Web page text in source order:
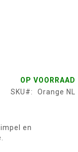
OP VOORRAAD
SKU
Orange NL
en